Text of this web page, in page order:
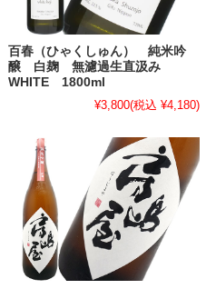
百春（ひゃくしゅん） 純米吟
醸 白麹 無濾過生直汲み
WHITE 1800ml
¥3,800(税込 ¥4,180)